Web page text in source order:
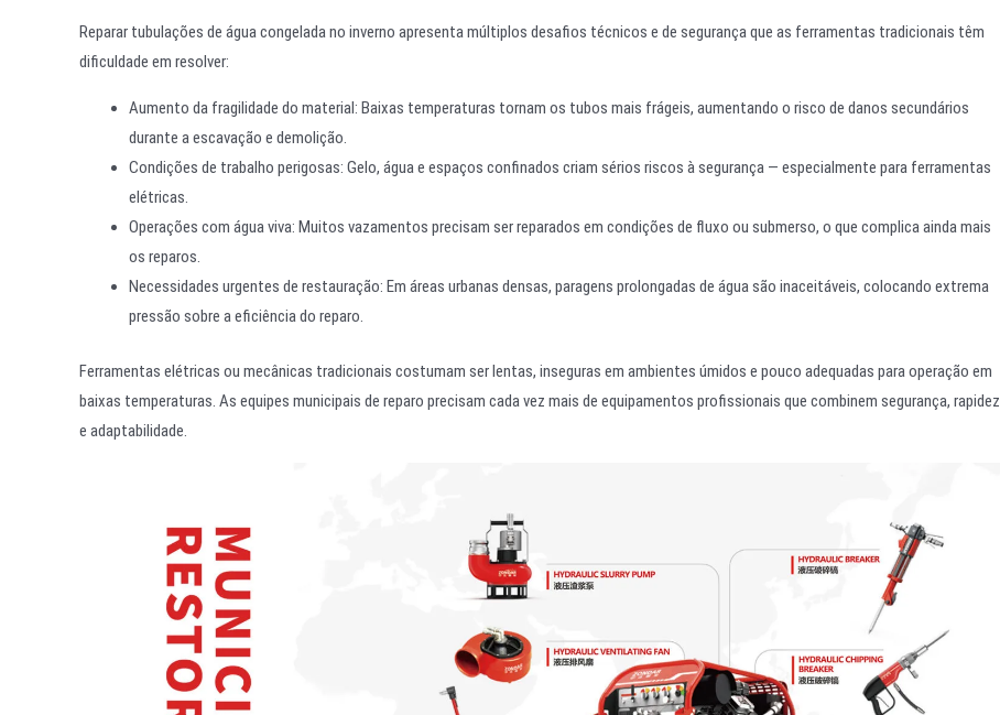
Reparar tubulações de água congelada no inverno apresenta múltiplos desafios técnicos e de segurança que as ferramentas tradicionais têm
dificuldade em resolver:
Aumento da fragilidade do material: Baixas temperaturas tornam os tubos mais frágeis, aumentando o risco de danos secundários
durante a escavação e demolição.
Condições de trabalho perigosas: Gelo, água e espaços confinados criam sérios riscos à segurança — especialmente para ferramentas
elétricas.
Operações com água viva: Muitos vazamentos precisam ser reparados em condições de fluxo ou submerso, o que complica ainda mais
os reparos.
Necessidades urgentes de restauração: Em áreas urbanas densas, paragens prolongadas de água são inaceitáveis, colocando extrema
pressão sobre a eficiência do reparo.
Ferramentas elétricas ou mecânicas tradicionais costumam ser lentas, inseguras em ambientes úmidos e pouco adequadas para operação em
baixas temperaturas. As equipes municipais de reparo precisam cada vez mais de equipamentos profissionais que combinem segurança, rapidez
e adaptabilidade.